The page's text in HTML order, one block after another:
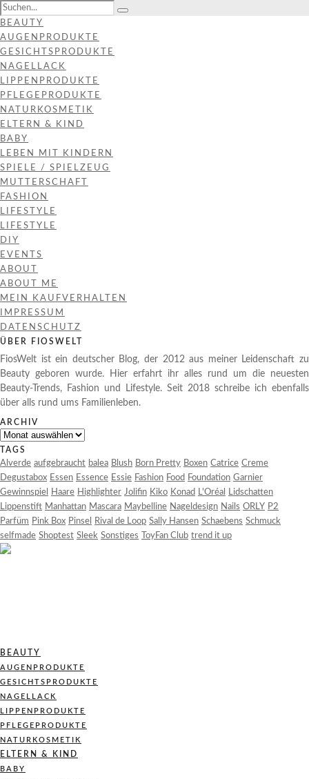
BEAUTY
AUGENPRODUKTE
GESICHTSPRODUKTE
NAGELLACK
LIPPENPRODUKTE
PFLEGEPRODUKTE
NATURKOSMETIK
ELTERN & KIND
BABY
LEBEN MIT KINDERN
SPIELE / SPIELZEUG
MUTTERSCHAFT
FASHION
LIFESTYLE
LIFESTYLE
DIY
EVENTS
ABOUT
ABOUT ME
MEIN KAUFVERHALTEN
IMPRESSUM
DATENSCHUTZ
ÜBER FIOSWELT
FiosWelt ist ein deutscher Blog, der 2012 aus meiner Leidenschaft zu
Beauty geboren wurde. Hier erfahrt ihr alles rund um die neuesten
Beauty-Trends, Fashion und Lifestyle. Seit 2018 schreibe ich ebenfalls
über alls rund ums Familienleben.
ARCHIV
Archiv
TAGS
Alverde aufgebraucht balea Blush Born Pretty Boxen Catrice Creme
Degustabox Essen Essence Essie Fashion Food Foundation Garnier
Gewinnspiel
Haare Highlighter Jolifin Kiko Konad L'Oréal
Lidschatten
Lippenstift Manhattan Mascara Maybelline Nageldesign Nails ORLY P2
Parfüm Pink Box Pinsel Rival de Loop Sally Hansen Schaebens Schmuck
selfmade Shoptest Sleek Sonstiges ToyFan Club trend it up
BEAUTY
AUGENPRODUKTE
GESICHTSPRODUKTE
NAGELLACK
LIPPENPRODUKTE
PFLEGEPRODUKTE
NATURKOSMETIK
ELTERN & KIND
BABY